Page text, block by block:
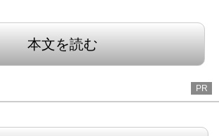
本文を読む
PR